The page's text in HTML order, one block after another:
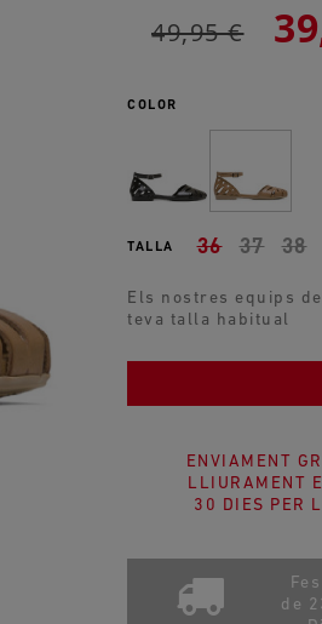
49,95 €
COLOR
TALLA 36 37 38
Els nostres equips
teva talla habitual
ENVIAMENT
LLIURAMENT
30 DIES PER
de